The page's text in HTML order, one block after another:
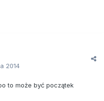
2014
to może być początek